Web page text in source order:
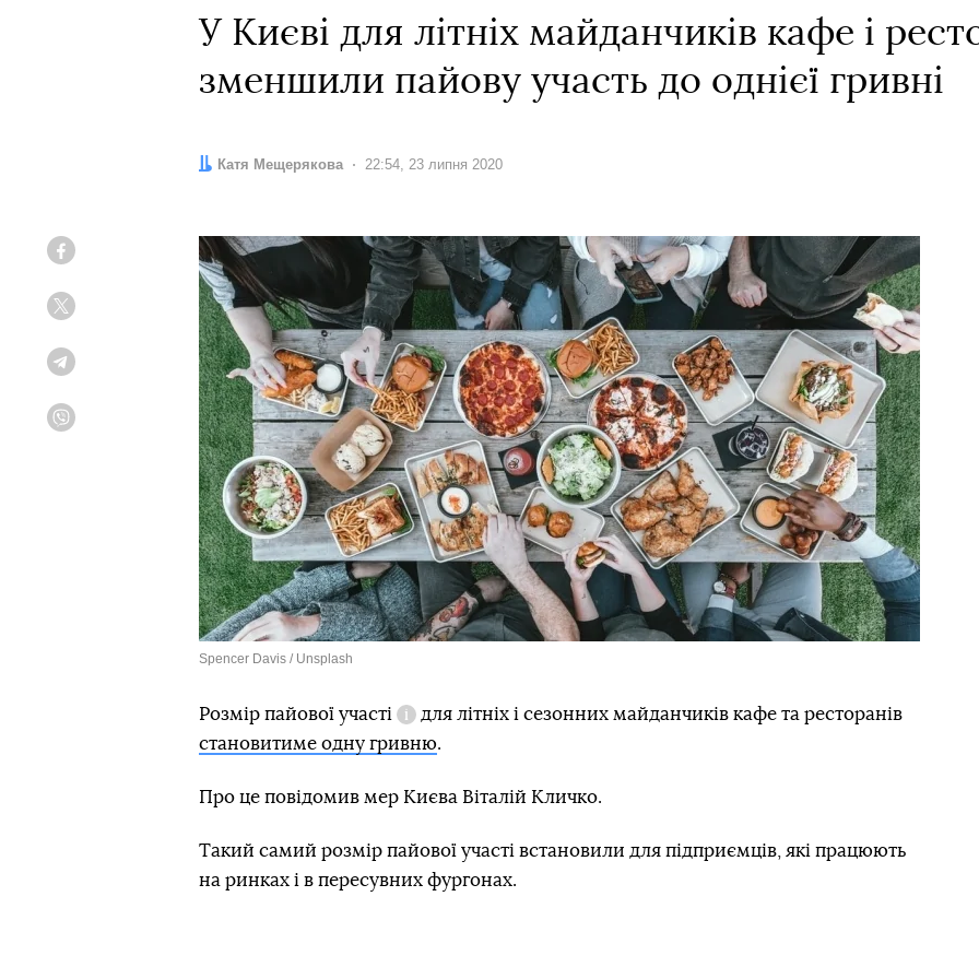
У Києві для літніх майданчиків кафе і
зменшили пайову участь до однієї гривні
Автор:
Катя Мещерякова Дата:
22:54, 23 липня 2020
Spencer Davis / Unsplash
Розмір пайової участі
Довідка
для літніх і сезонних майданчиків кафе та ресторанів
становитиме одну гривню.
Про це повідомив мер Києва Віталій Кличко.
Такий самий розмір пайової участі встановили для підприємців, які працюють
на ринках і в пересувних фургонах.